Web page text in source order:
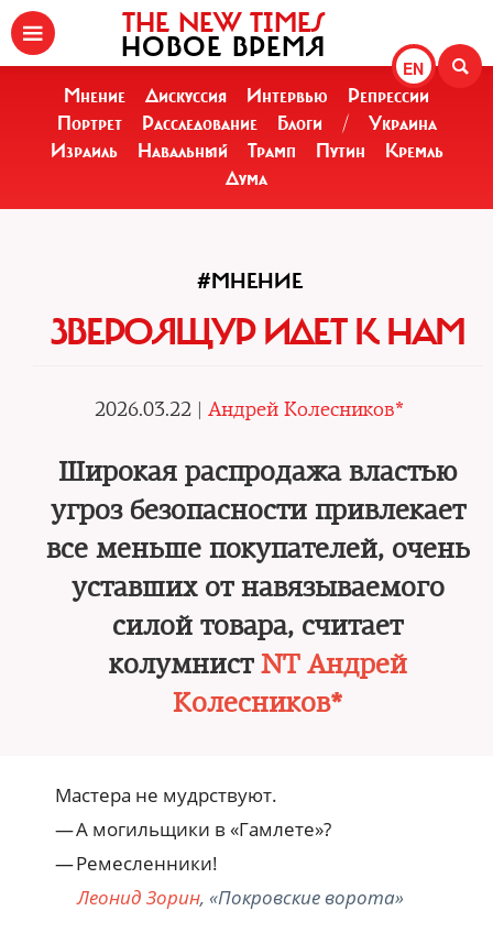
EN
THE NEW TIMES
НОВОЕ ВРЕМЯ
Мнение Дискуссия Интервью
Репрессии
Портрет
Расследование Блоги /
Украина
Израиль
Навальный Трамп Путин
Кремль
Дума
#МНЕНИЕ
ЗВЕРОЯЩУР ИДЕТ К НАМ
2026.03.22 | Андрей Колесников*
Широкая распродажа властью
угроз безопасности привлекает
все меньше покупателей, очень
уставших от навязываемого
силой товара, считает
колумнистNT Андрей
Колесников*
Мастера не мудрствуют.
— А могильщики в «Гамлете»?
— Ремесленники!
Леонид Зорин, «Покровские ворота»